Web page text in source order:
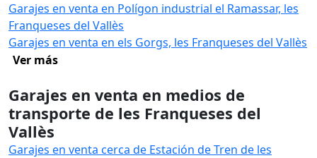
Garajes en venta en Polígon industrial el Ramassar, les
Franqueses del Vallès
Garajes en venta en els Gorgs, les Franqueses del Vallès
Ver más
Garajes en venta en medios de
transporte de les Franqueses del
Vallès
Garajes en venta cerca de Estación de Tren de les